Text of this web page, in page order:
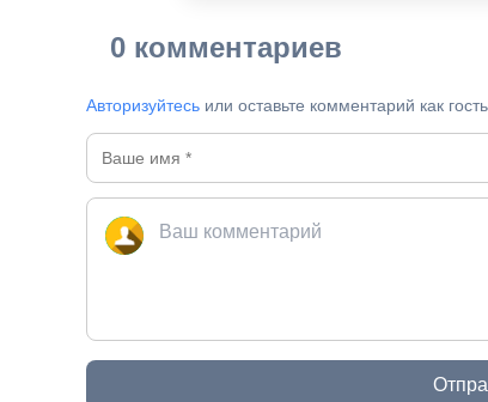
0 комментариев
Авторизуйтесь или оставьте комментарий как гость